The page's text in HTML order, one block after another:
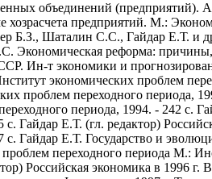
объединений
предприятий. М.:
Б.З., Шаталин С.С., Гайдар Е.Т. и
Экономическая реформа:
т экономики и
экономических проблем
проблем переходного периода,
периода, 1994. - 242 с.
с. Гайдар Е.Т. (гл. редактор)
с. Гайдар Е.Т. Государство и
переходного периода М.:
Российская экономика в 1996